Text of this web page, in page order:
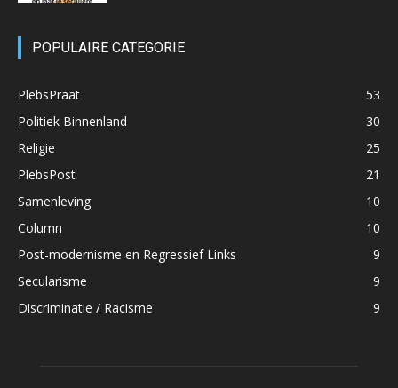
POPULAIRE CATEGORIE
PlebsPraat
53
Politiek Binnenland
30
Religie
25
PlebsPost
21
Samenleving
10
Column
10
Post-modernisme en Regressief Links
9
Secularisme
9
Discriminatie / Racisme
9